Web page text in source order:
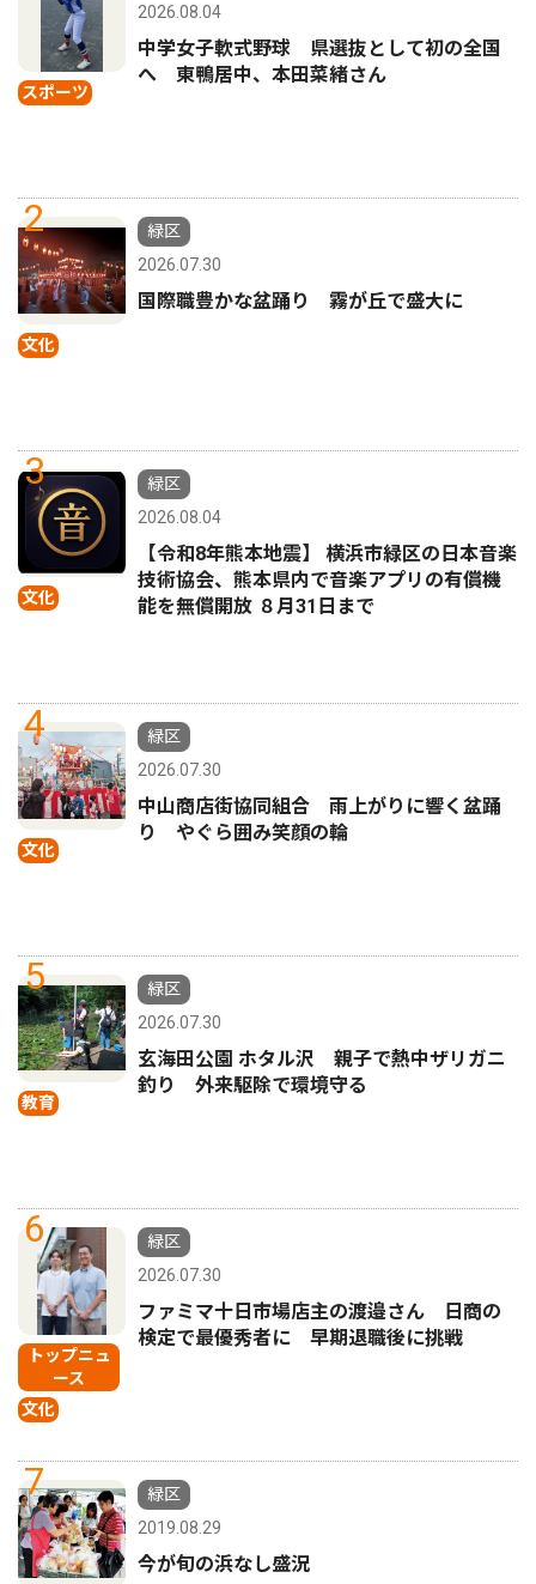
スポーツ
2026.08.04
中学女子軟式野球 県選抜として初の全国
へ 東鴨居中、本田菜緒さん
2
文化
緑区
2026.07.30
国際職豊かな盆踊り 霧が丘で盛大に
3
文化
緑区
2026.08.04
【令和8年熊本地震】 横浜市緑区の日本音楽
技術協会、熊本県内で音楽アプリの有償機
能を無償開放 ８月31日まで
4
文化
緑区
2026.07.30
中山商店街協同組合 雨上がりに響く盆踊
り やぐら囲み笑顔の輪
5
教育
緑区
2026.07.30
玄海田公園 ホタル沢 親子で熱中ザリガニ
釣り 外来駆除で環境守る
6
トップニュ
ース
文化
緑区
2026.07.30
ファミマ十日市場店主の渡邉さん 日商の
検定で最優秀者に 早期退職後に挑戦
7
緑区
2019.08.29
今が旬の浜なし盛況